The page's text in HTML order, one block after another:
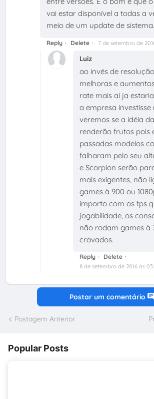
vai estar disponível a todas a
meio de um update de sistema.
Reply Delete 7 de setembro de
Luiz
ao invés de
melhoras e
rate mais ai ja
a empresa investisse
veremos se a idéia
renderão frutos pois
passadas modelos
falharam pelo seu
e Scorpion serão
mais exigentes, não
games à 900 ou
importo com os fps
jogabilidade, os
não rodam games à
cravados.
Reply Delete
8 de setembro de 2016 às
Postar um comentário
Postagem Anterior
Popular Posts